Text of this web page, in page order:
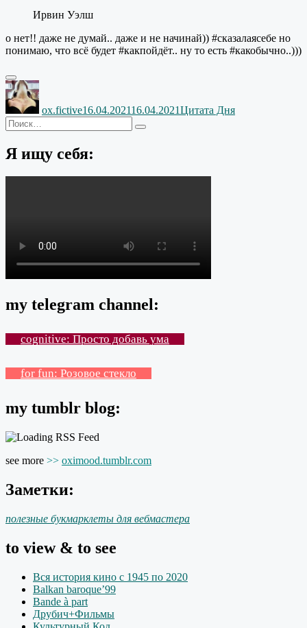
Ирвин Уэлш
о нет!! даже не думай.. даже и не начинай)) #сказалаясебе но
понимаю, что всё будет #какпойдёт.. ну то есть #какобычно..)))
Автор
ox.fictive16.04.202116.04.2021Цитата Дня
Искать:
Поиск
Я ищу себя:
my telegram channel:
cognitive: Просто добавь ума
for fun: Розовое стекло
my tumblr blog:
see more >> oximood.tumblr.com
Заметки:
полезные букмарклеты для вебмастера
to view & to see
Вся история кино с 1945 по 2020
Balkan baroque’99
Bande à part
Друбич+Фильмы